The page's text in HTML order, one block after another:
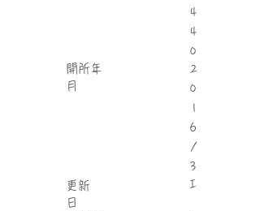
​開所年
月
更新
日
4
4
0
2
0
1
6
/
3
I